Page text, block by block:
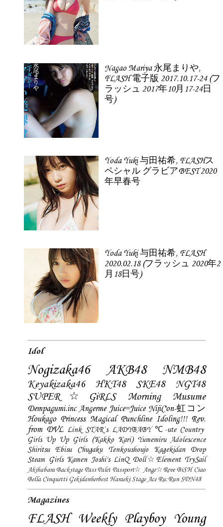
Nagao Mariya 永尾まりや,
FLASH 電子版 2017.10.17-24 (フ
ラッシュ 2017年10月17-24日
号)
Yoda Yuki 与田祐希, FLASHス
ペシャル グラビアBEST 2020
年早春号
Yoda Yuki 与田祐希, FLASH
2020.02.18 (フラッシュ 2020年2
月18日号)
Idol
Nogizaka46 AKB48 NMB48
Keyakizaka46 HKT48 SKE48
NGT48
SUPER☆GiRLS
Morning Musume
Dempagumi.inc Angerme Juice=Juice NijiCon-虹コン
Houkago Princess Magical Punchline Idoling!!! Rev.
from DVL Link STAR`s LADYBABY ℃-ute Country
Girls Up Up Girls (Kakko Kari) Yumemiru Adolescence
Shiritsu Ebisu Chugaku
Tenkoushoujo Kagekidan
Drop
Steam Girls Kamen Joshi's LinQ Doll☆Element TrySail
Akihabara Backstage Pass Palet Passport☆ Ange☆Reve BiSH Ciao
Bella Cinquetti Gekidanherbest Haraeki Stage Ace Ru:Run SDN48
Magazines
FLASH Weekly Playboy Young